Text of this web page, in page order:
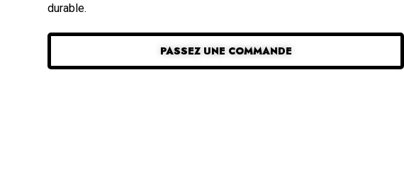
durable.
PASSEZ UNE COMMANDE